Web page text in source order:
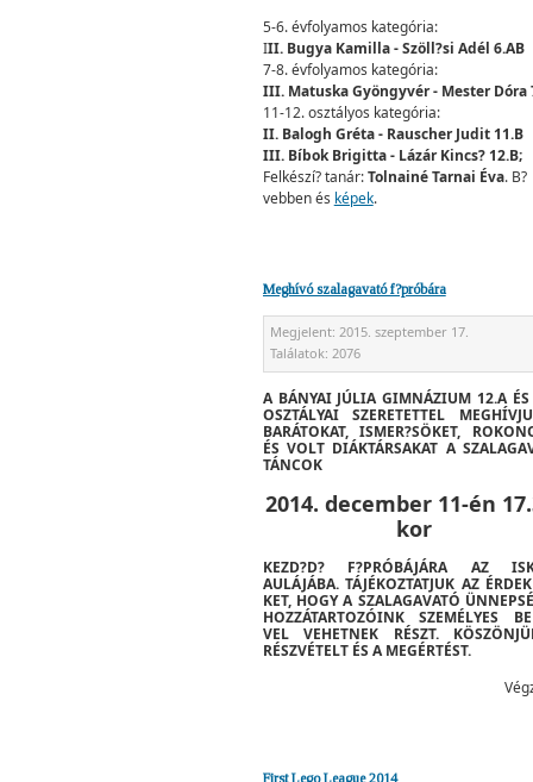
5-6. évfolyamos kategória:
III. Bugya Kamilla - Szöll?si Adél 6.AB
7-8. évfolyamos kategória:
III. Matuska Gyöngyvér - Mester Dóra
11-12. osztályos kategória:
II. Balogh Gréta - Rauscher Judit 11.B
III. Bíbok Brigitta - Lázár Kincs? 12.B;
Felkészí? tanár:Tolnainé Tarnai Éva. B?
vebben és képek.
Meghívó szalagavató f?próbára
Megjelent: 2015. szeptember 17.
Találatok: 2076
A BÁNYAI JÚLIA GIMNÁZIUM 12.A
OSZTÁLYAI SZERETETTEL
BARÁTOKAT, ISMER?SÖKET,
ÉS VOLT DIÁKTÁRSAKAT A
TÁNCOK
2014. december 11-én
kor
KEZD?D? F?PRÓBÁJÁRAAZ
AULÁJÁBA. TÁJÉKOZTATJUK AZ
KET, HOGY A SZALAGAVATÓ
HOZZÁTARTOZÓINK SZEMÉLYES
VEL VEHETNEK RÉSZT.
RÉSZVÉTELT ÉS A MEGÉRTÉST.